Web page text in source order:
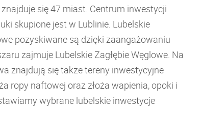
się 47 miast. Centrum inwestycji
skupione jest w Lublinie. Lubelskie
pozyskiwane są dzięki zaangażowaniu
zajmuje Lubelskie Zagłębie Węglowe. Na
znajdują się także tereny inwestycyjne
ropy naftowej oraz złoża wapienia, opoki i
wybrane lubelskie inwestycje